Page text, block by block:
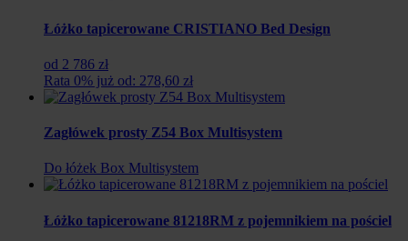
Łóżko tapicerowane CRISTIANO Bed Design
od 2 786 zł
Rata 0% już od: 278,60 zł
Zagłówek prosty Z54 Box Multisystem
Do łóżek Box Multisystem
Łóżko tapicerowane 81218RM z pojemnikiem na pościel